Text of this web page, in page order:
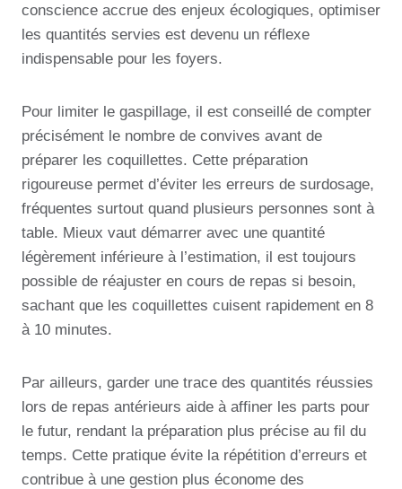
conscience accrue des enjeux écologiques, optimiser
les quantités servies est devenu un réflexe
indispensable pour les foyers.
Pour limiter le gaspillage, il est conseillé de compter
précisément le nombre de convives avant de
préparer les coquillettes. Cette préparation
rigoureuse permet d’éviter les erreurs de surdosage,
fréquentes surtout quand plusieurs personnes sont à
table. Mieux vaut démarrer avec une quantité
légèrement inférieure à l’estimation, il est toujours
possible de réajuster en cours de repas si besoin,
sachant que les coquillettes cuisent rapidement en 8
à 10 minutes.
Par ailleurs, garder une trace des quantités réussies
lors de repas antérieurs aide à affiner les parts pour
le futur, rendant la préparation plus précise au fil du
temps. Cette pratique évite la répétition d’erreurs et
contribue à une gestion plus économe des